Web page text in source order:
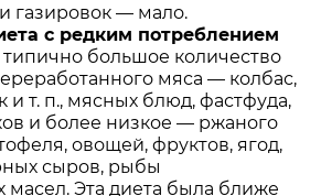
газировок — мало.
с редким потреблением
большое количество
мяса — колбас,
и т. п., мясных блюд, фастфуда,
и более низкое — ржаного
овощей, фруктов, ягод,
сыров, рыбы
масел. Эта диета была ближе